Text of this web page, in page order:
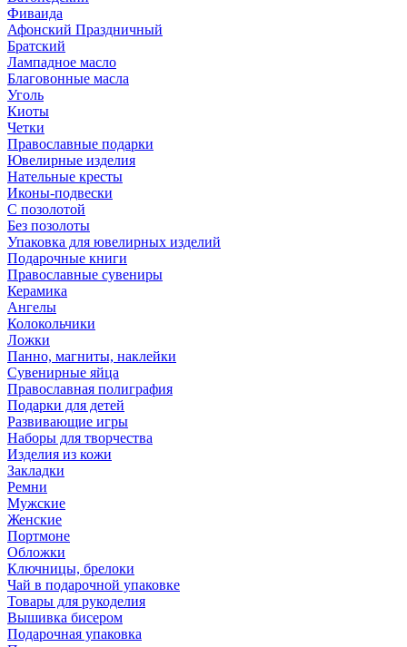
Фиваида
Афонский Праздничный
Братский
Лампадное масло
Благовонные масла
Уголь
Киоты
Четки
Православные подарки
Ювелирные изделия
Нательные кресты
Иконы-подвески
С позолотой
Без позолоты
Упаковка для ювелирных изделий
Подарочные книги
Православные сувениры
Керамика
Ангелы
Колокольчики
Ложки
Панно, магниты, наклейки
Сувенирные яйца
Православная полиграфия
Подарки для детей
Развивающие игры
Наборы для творчества
Изделия из кожи
Закладки
Ремни
Мужские
Женские
Портмоне
Обложки
Ключницы, брелоки
Чай в подарочной упаковке
Товары для рукоделия
Вышивка бисером
Подарочная упаковка